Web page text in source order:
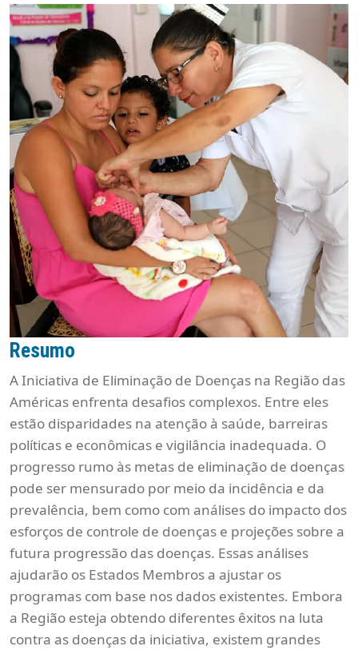
Resumo
A Iniciativa de Eliminação de Doenças na Região das
Américas enfrenta desafios complexos. Entre eles
estão disparidades na atenção à saúde, barreiras
políticas e econômicas e vigilância inadequada. O
progresso rumo às metas de eliminação de doenças
pode ser mensurado por meio da incidência e da
prevalência, bem como com análises do impacto dos
esforços de controle de doenças e projeções sobre a
futura progressão das doenças. Essas análises
ajudarão os Estados Membros a ajustar os
programas com base nos dados existentes. Embora
a Região esteja obtendo diferentes êxitos na luta
contra as doenças da iniciativa, existem grandes